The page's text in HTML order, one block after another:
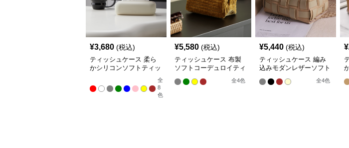
¥3,680 (税込)
ティッシュケース 柔ら
かシリコンソフトティッ
全
8
色
¥5,580 (税込)
ティッシュケース 布製
ソフトコーデュロイティ
全4色
¥5,440 (税込)
ティッシュケース 編み
込みモダンレザーソフト
全4色
¥